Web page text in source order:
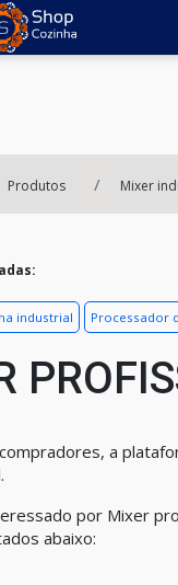
Produtos Mixer
industrial Processador
a
por Mixer
abaixo: